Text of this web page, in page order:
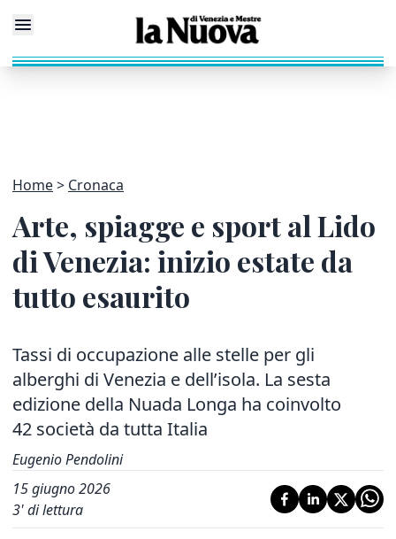
Home Cronaca
Arte, spiagge e sport al Lido
di Venezia: inizio estate da
tutto esaurito
Tassi di occupazione alle stelle per gli
alberghi di Venezia e dell’isola. La sesta
edizione della Nuada Longa ha coinvolto
42 società da tutta Italia
Eugenio Pendolini
15 giugno 2026
3' di lettura